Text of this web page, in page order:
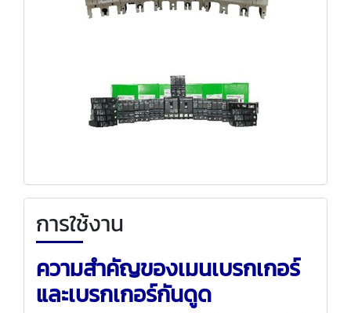
การใช้งาน
ความสำคัญของเมนเบรกเกอร์
และเบรกเกอร์กันดูด